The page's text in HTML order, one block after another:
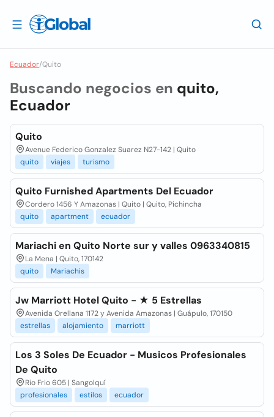
Ecuador/Quito
Buscando negocios en quito,
Ecuador
Quito
Avenue Federico Gonzalez Suarez N27-142 | Quito
quito
viajes turismo
Quito Furnished Apartments Del Ecuador
Cordero 1456 Y Amazonas | Quito | Quito, Pichincha
quito
apartment ecuador
Mariachi en Quito Norte sur y valles 0963340815
La Mena | Quito, 170142
quito
Mariachis
Jw Marriott Hotel Quito - ★ 5 Estrellas
Avenida Orellana 1172 y Avenida Amazonas | Guápulo, 170150
estrellas
alojamiento marriott
Los 3 Soles De Ecuador - Musicos Profesionales
De Quito
Rio Frio 605 | Sangolquí
profesionales
estilos ecuador